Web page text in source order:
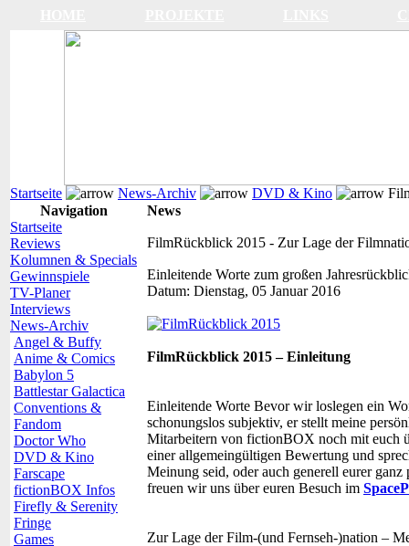
Startseite News-Archiv DVD & Kino
Navigation
Startseite
Reviews
Kolumnen & Specials
Gewinnspiele
TV-Planer
Interviews
News-Archiv
Angel & Buffy
Anime & Comics
Babylon 5
Battlestar Galactica
Conventions &
Fandom
Doctor Who
DVD & Kino
Farscape
fictionBOX Infos
Firefly & Serenity
Fringe
Games
News
FilmRückblick 2015 - Zur Lage der
Einleitende Worte zum großen
Datum: Dienstag, 05 Januar 2016
FilmRückblick 2015 – Einleitung
Einleitende Worte Bevor wir loslegen ein
schonungslos subjektiv, er stellt meine
Mitarbeitern von fictionBOX noch mit euch
einer allgemeingültigen Bewertung und
Meinung seid, oder auch generell eurer
freuen wir uns über euren Besuch im
Zur Lage der Film-(und Fernseh-)nation –